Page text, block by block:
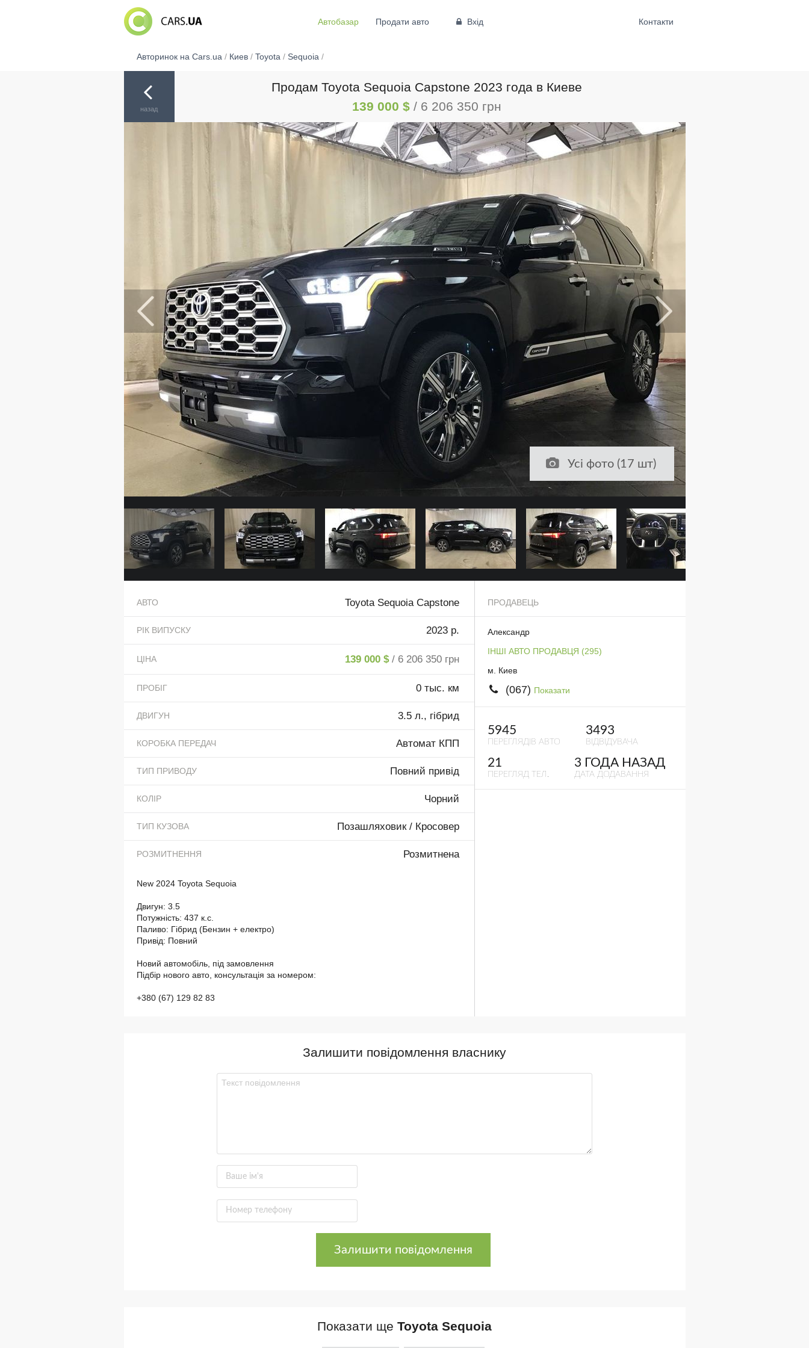
Автобазар Продати авто Вхід Контакти
Авторинок на Cars.ua / Киев/ Toyota / Sequoia /
назад
Продам Toyota Sequoia Capstone 2023 года в Киеве
139 000 $ / 6 206 350 грн
Усі фото (17 шт)
АВТО Toyota Sequoia Capstone
РІК ВИПУСКУ 2023 р.
ЦІНА 139 000 $ / 6 206 350 грн
ПРОБІГ 0 тыс. км
ДВИГУН 3.5 л., гібрид
КОРОБКА ПЕРЕДАЧ Автомат КПП
ТИП ПРИВОДУ Повний привід
КОЛІР Чорний
ТИП КУЗОВА Позашляховик / Кросовер
РОЗМИТНЕННЯ Розмитнена
New 2024 Toyota Sequoia
Двигун: 3.5
Потужність: 437 к.с.
Паливо: Гібрид (Бензин + електро)
Привід: Повний
Новий автомобіль, під замовлення
Підбір нового авто, консультація за номером:
+380 (67) 129 82 83
ПРОДАВЕЦЬ
Александр
ІНШІ АВТО ПРОДАВЦЯ (295)
м. Киев
(067) Показати
5945
ПЕРЕГЛЯДІВ АВТО
3493
ВІДВІДУВАЧА
21
ПЕРЕГЛЯД ТЕЛ.
3 ГОДА НАЗАД
ДАТА ДОДАВАННЯ
Залишити повідомлення власнику
Залишити повідомлення
Показати ще Toyota Sequoia